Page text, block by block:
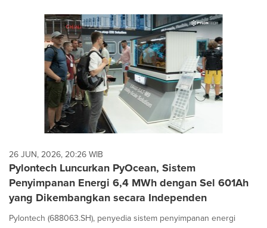
26 JUN, 2026, 20:26 WIB
Pylontech Luncurkan PyOcean, Sistem
Penyimpanan Energi 6,4 MWh dengan Sel 601Ah
yang Dikembangkan secara Independen
Pylontech (688063.SH), penyedia sistem penyimpanan energi